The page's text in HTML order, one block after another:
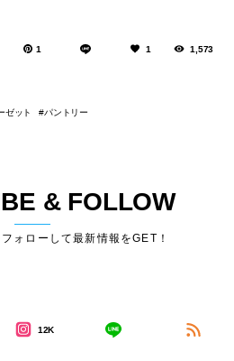
1 1 1,573
ゼット パントリー
& FOLLOW
ォローして最新情報をGET！
12K